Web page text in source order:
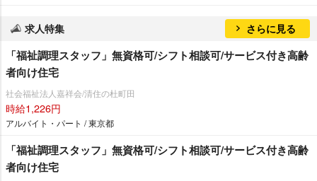
求人特集 さらに見る
「福祉調理スタッフ」無資格可/シフト相談可/サービス付き高齢
者向け住宅
社会福祉法人嘉祥会/清住の杜町田
時給1,226円
アルバイト・パート / 東京都
「福祉調理スタッフ」無資格可/シフト相談可/サービス付き高齢
者向け住宅